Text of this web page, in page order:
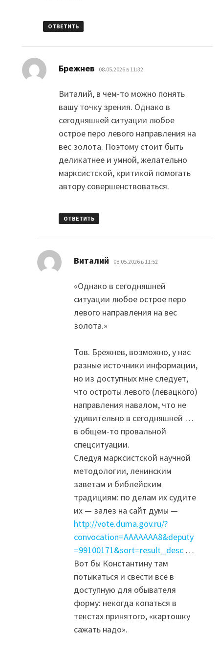
ОТВЕТИТЬ
Брежнев: 08.05.2026 в 11:32
Виталий, в чем-то можно понять
вашу точку зрения. Однако в
сегодняшней ситуации любое
острое перо левого направления на
вес золота. Поэтому стоит быть
деликатнее и умной, желательно
марксистской, критикой помогать
автору совершенствоваться.
ОТВЕТИТЬ
Виталий 08.05.2026 в 11:52
«Однако в сегодняшней
ситуации любое острое перо
левого направления на вес
золота.»
Тов. Брежнев, возможно, у нас
разные источники информации,
но из доступных мне следует,
что остроты левого (левацкого)
направления навалом, что не
удивительно в сегодняшней …
в общем-то провальной
спецситуации.
Следуя марксистской научной
методологии, ленинским
заветам и библейским
традициям: по делам их судите
их — залез на сайт думы —
http://vote.duma.gov.ru/?
convocation=AAAAAAA8&deputy
=99100171&sort=result_desc …
Вот бы Константину там
потыкаться и свести всё в
доступную для обывателя
форму: некогда копаться в
текстах принятого, «картошку
сажать надо».